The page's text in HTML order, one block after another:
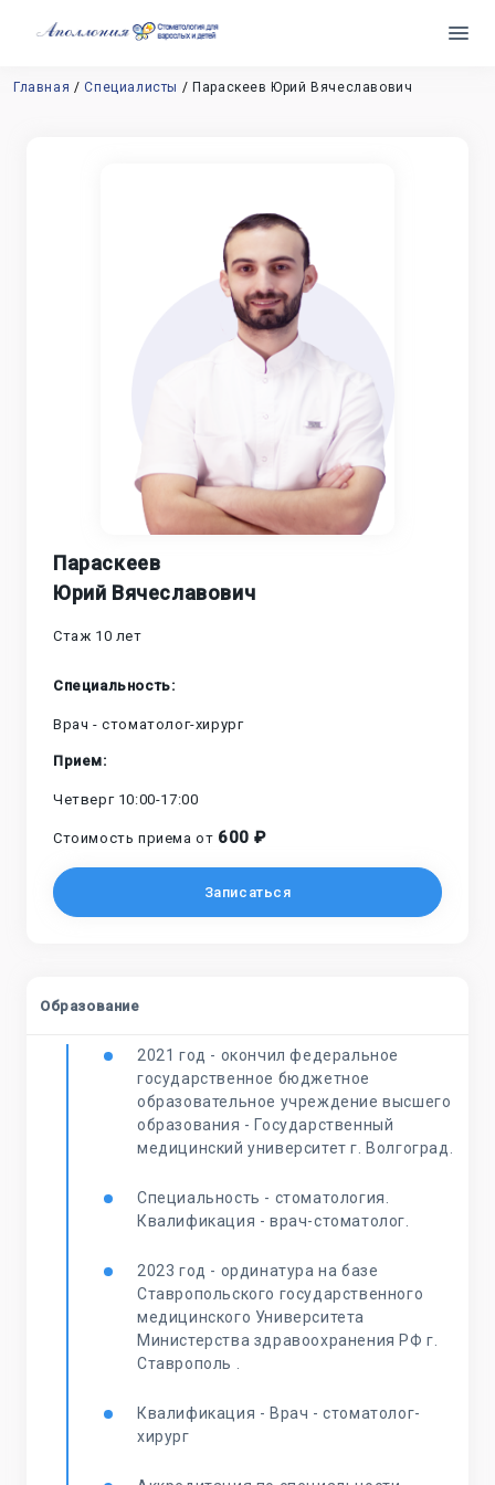
Главная Специалисты Параскеев Юрий Вячеславович
Параскеев
Юрий Вячеславович
Стаж 10 лет
Cпециальность:
Врач - стоматолог-хирург
Прием:
Четверг 10:00-17:00
Стоимость приема от 600 ₽
Записаться
Образование
2021 год - окончил федеральное
государственное бюджетное
образовательное учреждение высшего
образования - Государственный
медицинский университет г. Волгоград.
Специальность - стоматология.
Квалификация - врач-стоматолог.
2023 год - ординатура на базе
Ставропольского государственного
медицинского Университета
Министерства здравоохранения РФ г.
Ставрополь .
Квалификация - Врач - стоматолог-
хирург